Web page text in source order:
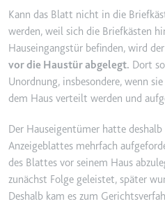
Typ:
HTTP-Cookie
_ga_#
Anbieter:
smartlaw.de
Google
und das
zu senden.
über Geräte
hinweg.
Anbieter:
youtube.com
Zweck:
Registriert
Statistiken
YouTube,
gesehen
Ablauf:
Sitzung
Typ:
HTTP-Cookie
Kann das Blatt nicht in die
werden, weil sich die Briefkästen
Hauseingangstür befinden, wird der
vor die Haustür abgelegt. Dort
Unordnung, insbesondere, wenn
dem Haus verteilt werden und
Der Hauseigentümer hatte deshalb
Anzeigeblattes mehrfach
des Blattes vor seinem Haus
zunächst Folge geleistet, später
Deshalb kam es zum